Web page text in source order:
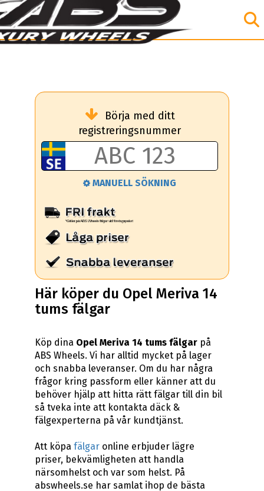
Börja med ditt
registreringsnummer
MANUELL SÖKNING
Här köper du Opel Meriva 14
tums fälgar
Köp dina Opel Meriva 14 tums fälgar på
ABS Wheels. Vi har alltid mycket på lager
och snabba leveranser. Om du har några
frågor kring passform eller känner att du
behöver hjälp att hitta rätt fälgar till din bil
så tveka inte att kontakta däck &
fälgexperterna på vår kundtjänst.
Att köpafälgar online erbjuder lägre
priser, bekvämligheten att handla
närsomhelst och var som helst. På
abswheels.se har samlat ihop de bästa